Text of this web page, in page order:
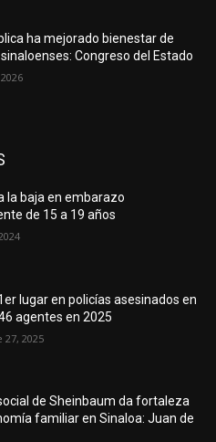
ha mejorado bienestar de
Congreso del Estado
la baja en embarazo
de 15 a 19 años
lugar en policías asesinados en
agentes en 2025
2025
de Sheinbaum da fortaleza
familiar en Sinaloa: Juan de